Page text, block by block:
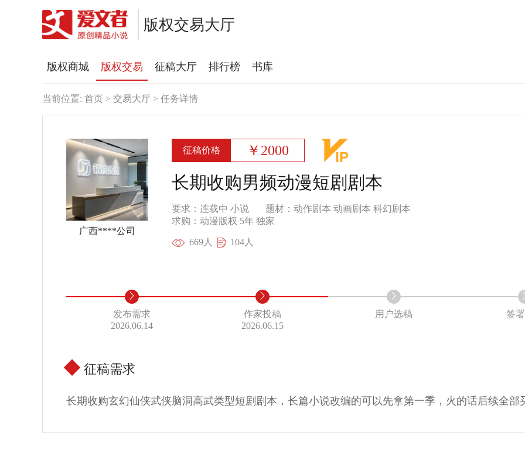
版权交易大厅
版权商城 版权交易 征稿大厅 排行榜 书库
当前位置: 首页 > 交易大厅 > 任务详情
广西****公司
征稿价格 ￥2000
长期收购男频动漫短剧剧本
要求： 连载中 小说 题材： 动作剧本 动画剧本 科幻剧本
求购： 动漫版权 5年 独家
669人 104人
发布需求
2026.06.14
作家投稿
2026.06.15
用户选稿 签
征稿需求
长期收购玄幻仙侠武侠脑洞高武类型短剧剧本，长篇小说改编的可以先拿第一季，火的话后续全